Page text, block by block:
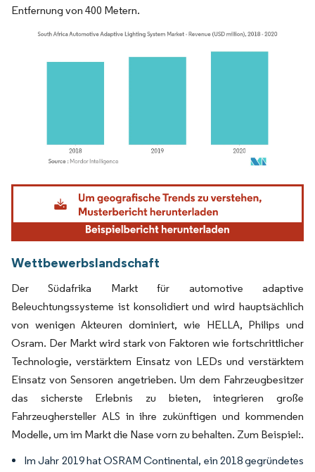
Entfernung von 400 Metern.
Bild © Mordor Intelligence. Wiederverwendung erfordert Namensnennung gemäß
Wettbewerbslandschaft
Der Südafrika Markt für automotive adaptive
Beleuchtungssysteme ist konsolidiert und wird hauptsächlich
von wenigen Akteuren dominiert, wie HELLA, Philips und
Osram. Der Markt wird stark von Faktoren wie fortschrittlicher
Technologie, verstärktem Einsatz von LEDs und verstärktem
Einsatz von Sensoren angetrieben. Um dem Fahrzeugbesitzer
das sicherste Erlebnis zu bieten, integrieren große
Fahrzeughersteller ALS in ihre zukünftigen und kommenden
Modelle, um im Markt die Nase vorn zu behalten. Zum Beispiel:.
Im Jahr 2019 hat OSRAM Continental, ein 2018 gegründetes